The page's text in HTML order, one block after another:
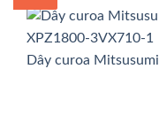
Dây curoa